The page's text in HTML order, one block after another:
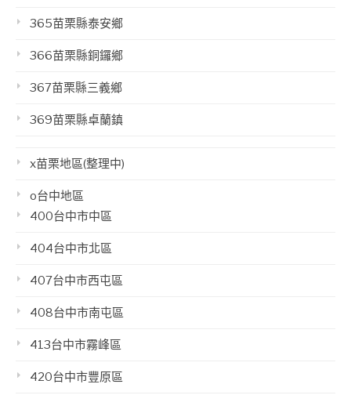
365苗栗縣泰安鄉
366苗栗縣銅鑼鄉
367苗栗縣三義鄉
369苗栗縣卓蘭鎮
x苗栗地區(整理中)
o台中地區
400台中市中區
404台中市北區
407台中市西屯區
408台中市南屯區
413台中市霧峰區
420台中市豐原區